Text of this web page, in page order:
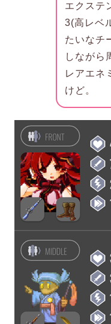
エクステ
3(高レベ
たいなチ
しながら
レアエネ
けど。